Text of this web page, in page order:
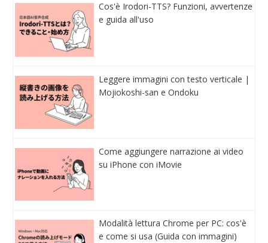
Cos'è Irodori-TTS? Funzioni, avvertenze
e guida all'uso
Leggere immagini con testo verticale |
Mojiokoshi-san e Ondoku
Come aggiungere narrazione ai video
su iPhone con iMovie
Modalità lettura Chrome per PC: cos'è
e come si usa (Guida con immagini)